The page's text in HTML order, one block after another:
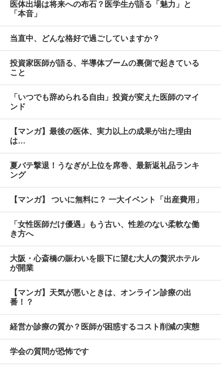
医体出場は将来への布石？医学生が語る「魅力」と
「本音」
当直中、どんな格好で過ごしていますか？
投資家医師が語る、半導体ブームの裏側で起きている
こと
「いつでも辞められる自由」投資が変えた医師のマイ
ンド
【マンガ】最後の医体、実力以上の成果が出た理由
は…
夏バテ撃退！うなぎが上位を席巻、最新返礼品ランキ
ング
【マンガ】 ついに無料に？ 一大イベント「出産費用」
「女性医師だけ優遇」もう古い、性差のない柔軟な働
き方へ
大阪・心斎橋の賑わいを眼下に望む大人の贅沢ホテル
が開業
【マンガ】天気が悪いときは、オンライン診療の出
番！？
経営か診療の質か？医師が困惑するコスト削減の実態
学会の質問が恐怖です